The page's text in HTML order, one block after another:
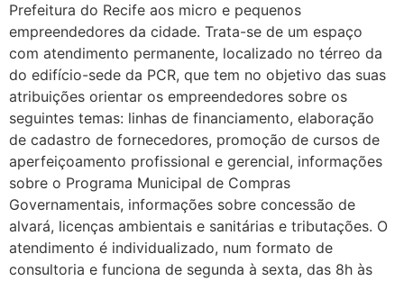
Prefeitura do Recife aos micro e pequenos
empreendedores da cidade. Trata-se de um espaço
com atendimento permanente, localizado no térreo da
do edifício-sede da PCR, que tem no objetivo das suas
atribuições orientar os empreendedores sobre os
seguintes temas: linhas de financiamento, elaboração
de cadastro de fornecedores, promoção de cursos de
aperfeiçoamento profissional e gerencial, informações
sobre o Programa Municipal de Compras
Governamentais, informações sobre concessão de
alvará, licenças ambientais e sanitárias e tributações. O
atendimento é individualizado, num formato de
consultoria e funciona de segunda à sexta, das 8h às